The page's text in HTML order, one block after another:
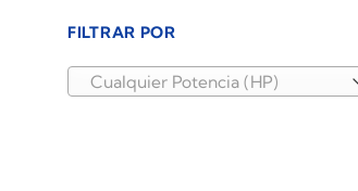
FILTRAR POR
Cualquier Potencia (HP)